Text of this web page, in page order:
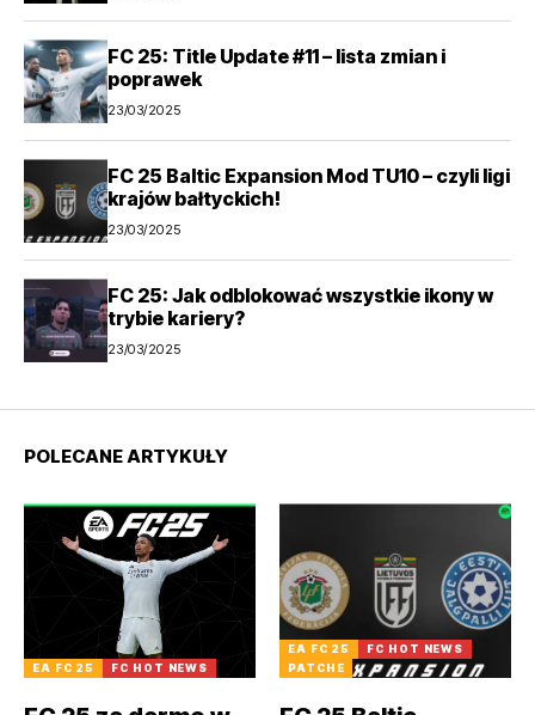
FC 25: Title Update #11 – lista zmian i
poprawek
23/03/2025
FC 25 Baltic Expansion Mod TU10 – czyli ligi
krajów bałtyckich!
23/03/2025
FC 25: Jak odblokować wszystkie ikony w
trybie kariery?
23/03/2025
POLECANE ARTYKUŁY
EA FC 25 FC HOT NEWS
EA FC 25
FC HOT NEWS
PATCHE